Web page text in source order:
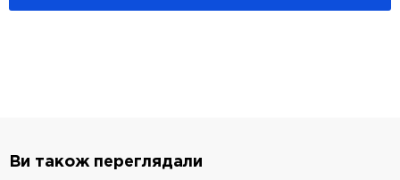
Ви також переглядали